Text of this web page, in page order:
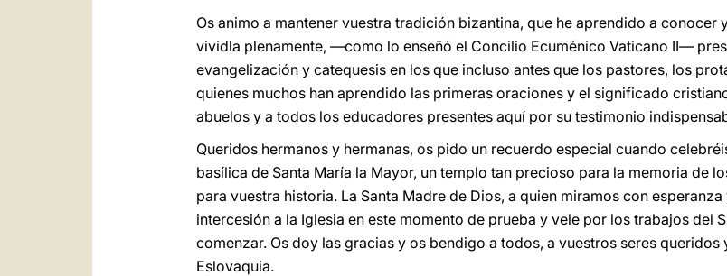
Os animo a mantener vuestra tradición bizantina, que he aprendido a
vividla plenamente, —como lo enseñó el Concilio Ecuménico Vaticano II—
evangelización y catequesis en los que incluso antes que los pastores, los
quienes muchos han aprendido las primeras oraciones y el significado
abuelos y a todos los educadores presentes aquí por su testimonio
Queridos hermanos y hermanas, os pido un recuerdo especial cuando
basílica de Santa María la Mayor, un templo tan precioso para la memoria de
para vuestra historia. La Santa Madre de Dios, a quien miramos con
intercesión a la Iglesia en este momento de prueba y vele por los trabajos del
comenzar. Os doy las gracias y os bendigo a todos, a vuestros seres
Eslovaquia.